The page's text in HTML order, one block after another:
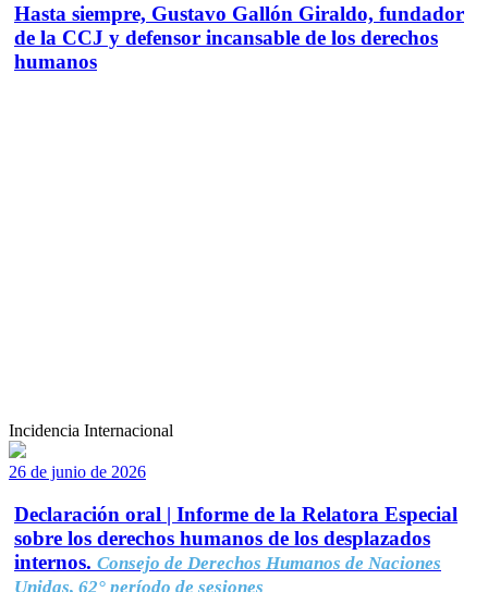
Hasta siempre, Gustavo Gallón Giraldo, fundador
de la CCJ y defensor incansable de los derechos
humanos
Incidencia Internacional
26 de junio de 2026
Declaración oral | Informe de la Relatora Especial
sobre los derechos humanos de los desplazados
internos. Consejo de Derechos Humanos de Naciones
Unidas, 62° período de sesiones